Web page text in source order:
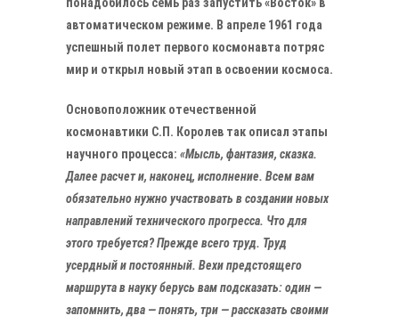
автоматическом режиме. В апреле 1961 года
успешный полет первого космонавта потряс
мир и открыл новый этап в освоении космоса.
Основоположник отечественной
космонавтики С.П. Королев так описал этапы
научного процесса: «Мысль, фантазия, сказка.
Далее расчет и, наконец, исполнение. Всем вам
обязательно нужно участвовать в создании новых
направлений технического прогресса. Что для
этого требуется? Прежде всего труд. Труд
усердный и постоянный. Вехи предстоящего
маршрута в науку берусь вам подсказать: один —
запомнить, два — понять, три — рассказать своими